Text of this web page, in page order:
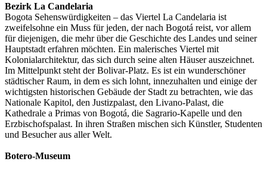
Bezirk La Candelaria
Bogota Sehenswürdigkeiten – das Viertel La Candelaria ist
zweifelsohne ein Muss für jeden, der nach Bogotá reist, vor allem
für diejenigen, die mehr über die Geschichte des Landes und seiner
Hauptstadt erfahren möchten. Ein malerisches Viertel mit
Kolonialarchitektur, das sich durch seine alten Häuser auszeichnet.
Im Mittelpunkt steht der Bolivar-Platz. Es ist ein wunderschöner
städtischer Raum, in dem es sich lohnt, innezuhalten und einige der
wichtigsten historischen Gebäude der Stadt zu betrachten, wie das
Nationale Kapitol, den Justizpalast, den Livano-Palast, die
Kathedrale a Primas von Bogotá, die Sagrario-Kapelle und den
Erzbischofspalast. In ihren Straßen mischen sich Künstler, Studenten
und Besucher aus aller Welt.
Botero-Museum